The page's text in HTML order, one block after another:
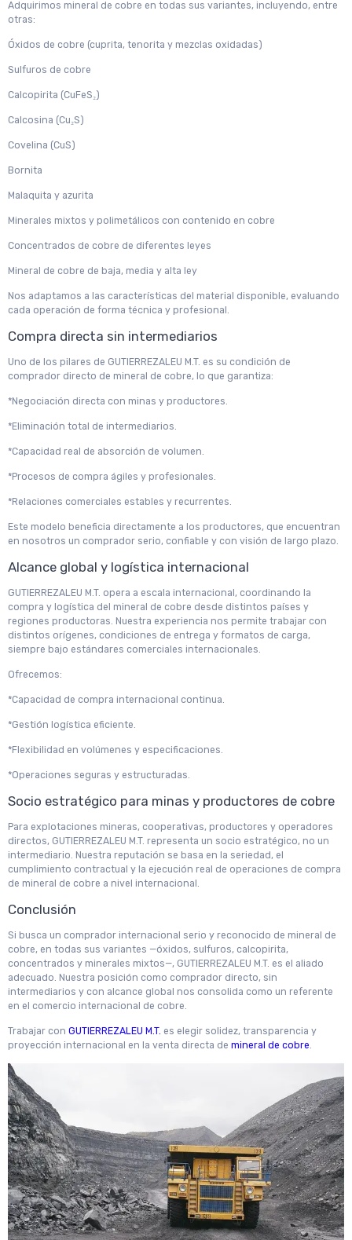
Adquirimos mineral de cobre en todas sus variantes, incluyendo, entre
otras:
Óxidos de cobre (cuprita, tenorita y mezclas oxidadas)
Sulfuros de cobre
Calcopirita (CuFeS₂)
Calcosina (Cu₂S)
Covelina (CuS)
Bornita
Malaquita y azurita
Minerales mixtos y polimetálicos con contenido en cobre
Concentrados de cobre de diferentes leyes
Mineral de cobre de baja, media y alta ley
Nos adaptamos a las características del material disponible, evaluando
cada operación de forma técnica y profesional.
Compra directa sin intermediarios
Uno de los pilares de GUTIERREZALEU M.T. es su condición de
comprador directo de mineral de cobre, lo que garantiza:
*Negociación directa con minas y productores.
*Eliminación total de intermediarios.
*Capacidad real de absorción de volumen.
*Procesos de compra ágiles y profesionales.
*Relaciones comerciales estables y recurrentes.
Este modelo beneficia directamente a los productores, que encuentran
en nosotros un comprador serio, confiable y con visión de largo plazo.
Alcance global y logística internacional
GUTIERREZALEU M.T. opera a escala internacional, coordinando la
compra y logística del mineral de cobre desde distintos países y
regiones productoras. Nuestra experiencia nos permite trabajar con
distintos orígenes, condiciones de entrega y formatos de carga,
siempre bajo estándares comerciales internacionales.
Ofrecemos:
*Capacidad de compra internacional continua.
*Gestión logística eficiente.
*Flexibilidad en volúmenes y especificaciones.
*Operaciones seguras y estructuradas.
Socio estratégico para minas y productores de cobre
Para explotaciones mineras, cooperativas, productores y operadores
directos, GUTIERREZALEU M.T. representa un socio estratégico, no un
intermediario. Nuestra reputación se basa en la seriedad, el
cumplimiento contractual y la ejecución real de operaciones de compra
de mineral de cobre a nivel internacional.
Conclusión
Si busca un comprador internacional serio y reconocido de mineral de
cobre, en todas sus variantes —óxidos, sulfuros, calcopirita,
concentrados y minerales mixtos—, GUTIERREZALEU M.T. es el aliado
adecuado. Nuestra posición como comprador directo, sin
intermediarios y con alcance global nos consolida como un referente
en el comercio internacional de cobre.
Trabajar con GUTIERREZALEU M.T. es elegir solidez, transparencia y
proyección internacional en la venta directa de mineral de cobre.